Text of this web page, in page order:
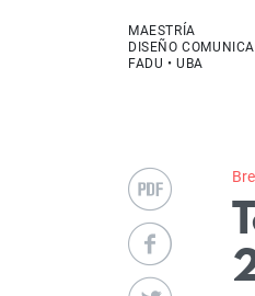
MAESTRÍA
DISEÑO
FADU • UBA